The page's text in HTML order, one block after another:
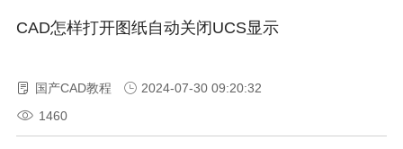
CAD 怎样打开图纸自动关闭UCS显示
国产CAD教程
2024-07-30 09:20:32
1460